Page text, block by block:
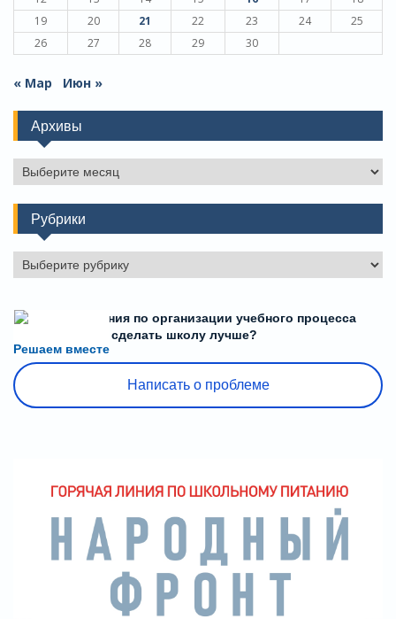
19
20 21 22 23 24
25
26
27 28 29 30
« Мар Июн »
Архивы
Архивы
Рубрики
Рубрики
Решаем вместе
Есть предложения по организации учебного процесса
или знаете, как сделать школу лучше?
Написать о проблеме